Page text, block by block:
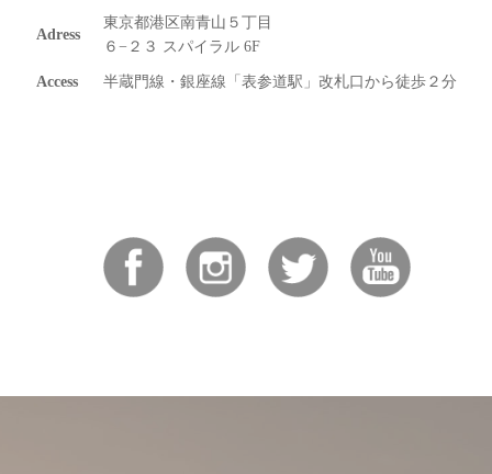
Adress
東京都港区南青山５丁目
６−２３ スパイラル 6F
Access 半蔵門線・銀座線「表参道駅」改札口から徒歩２分